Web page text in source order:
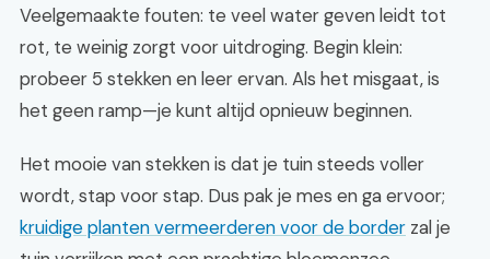
Veelgemaakte fouten: te veel water geven leidt tot
rot, te weinig zorgt voor uitdroging. Begin klein:
probeer 5 stekken en leer ervan. Als het misgaat, is
het geen ramp—je kunt altijd opnieuw beginnen.
Het mooie van stekken is dat je tuin steeds voller
wordt, stap voor stap. Dus pak je mes en ga ervoor;
kruidige planten vermeerderen voor de border zal je